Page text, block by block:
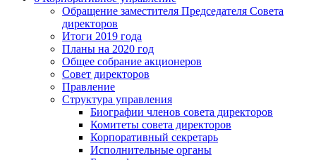
Обращение заместителя Председателя Совета
директоров
Итоги 2019 года
Планы на 2020 год
Общее собрание акционеров
Совет директоров
Правление
Структура управления
Биографии членов совета директоров
Комитеты совета директоров
Корпоративный секретарь
Исполнительные органы